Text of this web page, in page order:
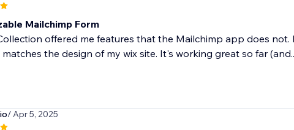
Mailchimp Form
offered me features that the Mailchimp app does
the design of my wix site. It's working great so far
/ Apr 5, 2025